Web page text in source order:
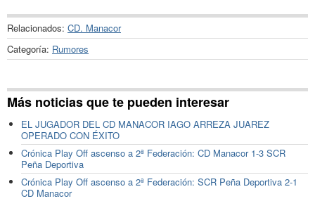
Relacionados: CD. Manacor
Categoría: Rumores
Más noticias que te pueden interesar
EL JUGADOR DEL CD MANACOR IAGO ARREZA JUAREZ
OPERADO CON ÉXITO
Crónica Play Off ascenso a 2ª Federación: CD Manacor 1-3 SCR
Peña Deportiva
Crónica Play Off ascenso a 2ª Federación: SCR Peña Deportiva 2-1
CD Manacor